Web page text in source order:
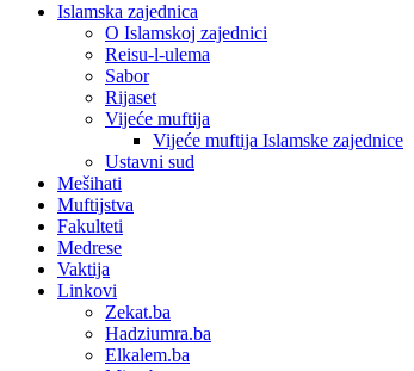
Islamska zajednica
O Islamskoj zajednici
Reisu-l-ulema
Sabor
Rijaset
Vijeće muftija
Vijeće muftija Islamske zajednice
Ustavni sud
Mešihati
Muftijstva
Fakulteti
Medrese
Vaktija
Linkovi
Zekat.ba
Hadziumra.ba
Elkalem.ba